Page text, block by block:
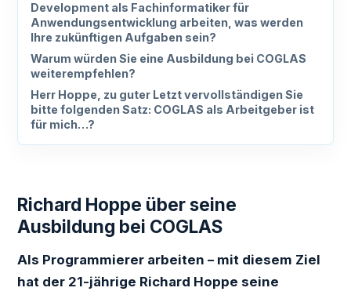
Development als Fachinformatiker für
Anwendungsentwicklung arbeiten, was werden
Ihre zukünftigen Aufgaben sein?
Warum würden Sie eine Ausbildung bei COGLAS
weiterempfehlen?
Herr Hoppe, zu guter Letzt vervollständigen Sie
bitte folgenden Satz: COGLAS als Arbeitgeber ist
für mich…?
Richard Hoppe über seine
Ausbildung bei COGLAS
Als Programmierer arbeiten – mit diesem Ziel
hat der 21-jährige Richard Hoppe seine